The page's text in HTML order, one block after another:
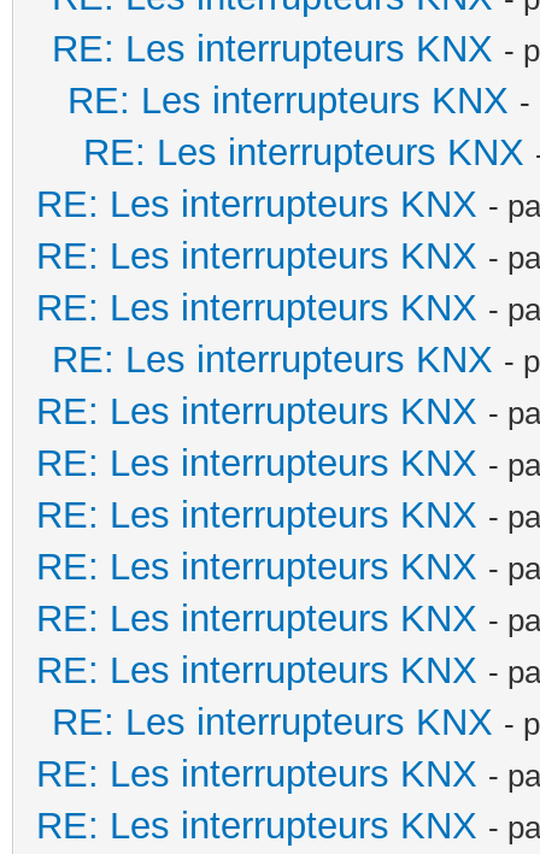
RE: Les interrupteurs KNX -
RE: Les interrupteurs KNX -
RE: Les interrupteurs KNX
RE: Les interrupteurs KNX -
RE: Les interrupteurs KNX -
RE: Les interrupteurs KNX -
RE: Les interrupteurs KNX -
RE: Les interrupteurs KNX -
RE: Les interrupteurs KNX -
RE: Les interrupteurs KNX -
RE: Les interrupteurs KNX -
RE: Les interrupteurs KNX -
RE: Les interrupteurs KNX -
RE: Les interrupteurs KNX -
RE: Les interrupteurs KNX -
RE: Les interrupteurs KNX -